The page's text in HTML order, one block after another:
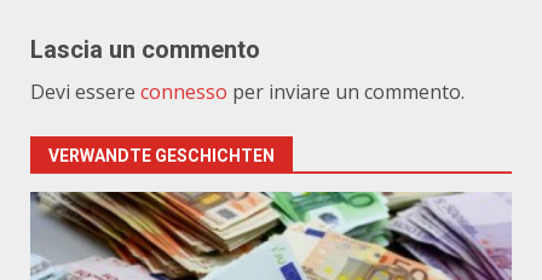
Lascia un commento
Devi essere connesso per inviare un commento.
VERWANDTE GESCHICHTEN